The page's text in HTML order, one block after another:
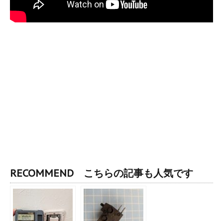
RECOMMEND こちらの記事も人気です